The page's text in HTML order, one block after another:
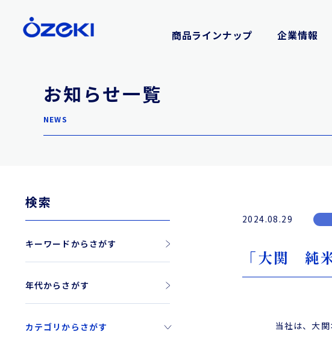
商品ラインナップ 企業情報
お知らせ一覧
NEWS
検索
キーワードからさがす
年代からさがす
2025年
カテゴリからさがす
2024.08.29
「大関 純
当社は、大